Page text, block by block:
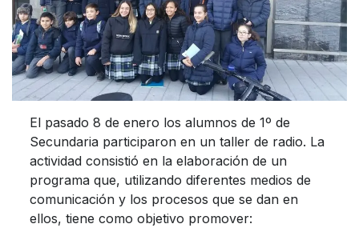
El pasado 8 de enero los alumnos de 1º de
Secundaria participaron en un taller de radio. La
actividad consistió en la elaboración de un
programa que, utilizando diferentes medios de
comunicación y los procesos que se dan en
ellos, tiene como objetivo promover: